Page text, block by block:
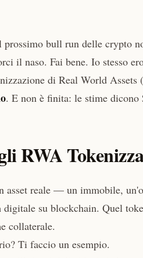
bull run delle crypto
il naso. Fai bene. Io stesso
di Real World
. E non è finita: le stime
RWA
asset reale — un immobile,
su blockchain. Quel
collaterale.
Ti faccio un esempio.